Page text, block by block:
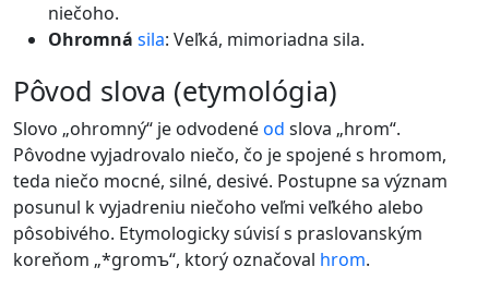
niečoho.
Ohromná sila: Veľká, mimoriadna sila.
pôvod slova (etymológia)
Slovo „ohromný“ je odvodenéod slova „hrom“.
Pôvodne vyjadrovalo niečo, čo je spojené s hromom,
teda niečo mocné, silné, desivé. Postupne sa význam
posunul k vyjadreniu niečoho veľmi veľkého alebo
pôsobivého. Etymologicky súvisí s praslovanským
koreňom „*gromъ“, ktorý označoval hrom.